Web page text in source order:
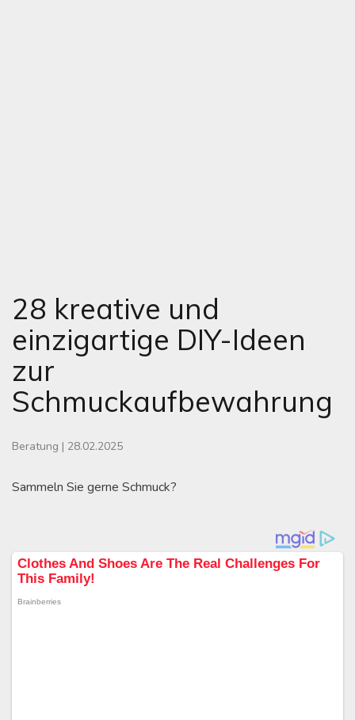
28 kreative und
einzigartige DIY-Ideen
zur
Schmuckaufbewahrung
Beratung | 28.02.2025
Sammeln Sie gerne Schmuck?